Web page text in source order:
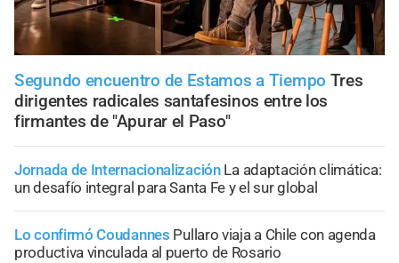
Segundo encuentro de Estamos a Tiempo Tres
dirigentes radicales santafesinos entre los
firmantes de "Apurar el Paso"
Jornada de Internacionalización La adaptación climática:
un desafío integral para Santa Fe y el sur global
Lo confirmó Coudannes Pullaro viaja a Chile con agenda
productiva vinculada al puerto de Rosario